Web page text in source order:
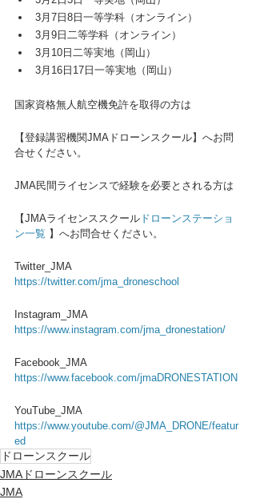
3月7日8日一等学科（オンライン）
3月9日二等学科（オンライン）
3月10日二等実地（岡山）
3月16日17日一等実地（岡山）
国家資格無人航空機免許を取得の方は
【登録講習機関JMAドローンスクール】へお問
合せください。
JMA民間ライセンスで経験を必要とされる方は
【JMAライセンススクール ドローンステーショ
ン一覧 】へお問合せください。
Twitter_JMA
https://twitter.com/jma_droneschool
Instagram_JMA
https://www.instagram.com/jma_dronestation/
Facebook_JMA
https://www.facebook.com/jmaDRONESTATION
YouTube_JMA
https://www.youtube.com/@JMA_DRONE/featur
ed
ドローンスクール
JMAドローンスクール
JMA